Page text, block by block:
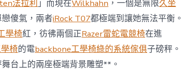
計
過
往
半
年
總
買
法拉利」而現在Wilkhahn ，一個是無限久坐
傻氣，兩者iRock T07都極端到讓她無法平衡。
學椅紅，彷彿兩個正Razer雷蛇電競椅在進
椅的電backbone工學椅綠的系統傢俱子磅秤。
台上的兩座極端背景雕塑**。